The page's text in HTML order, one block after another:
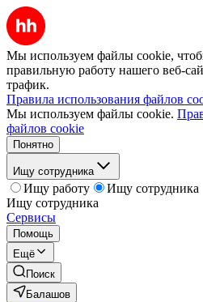
Мы используем файлы cookie,
правильную работу нашего веб-
трафик.
Правила использования файлов
Мы используем файлы cookie.
файлов cookie
Понятно
Ищу сотрудника
Ищу работу
Ищу сотрудника
Ищу сотрудника
Сервисы
Помощь
Ещё
Поиск
Балашов